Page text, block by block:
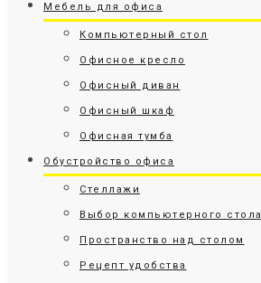
Мебель для офиса
Компьютерный стол
Офисное кресло
Офисный диван
Офисный шкаф
Офисная тумба
Обустройство офиса
Стеллажи
Выбор компьютерного стола
Пространство над столом
Рецепт удобства